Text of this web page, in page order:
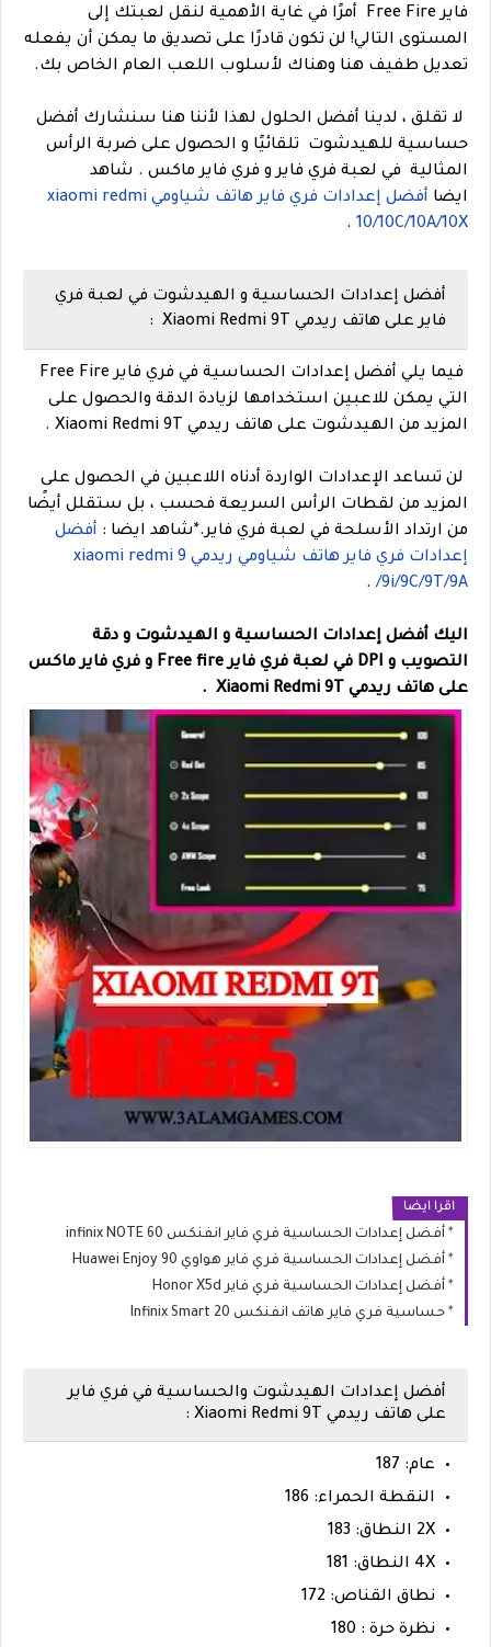
فاير Free Fire أمرًا في غاية الأهمية لنقل لعبتك إلى
المستوى التالي! لن تكون قادرًا على تصديق ما يمكن أن يفعله
تعديل طفيف هنا وهناك لأسلوب اللعب العام الخاص بك.
لا تقلق ، لدينا أفضل الحلول لهذا لأننا هنا سنشارك أفضل
حساسية للهيدشوت تلقائيًا و الحصول على ضربة الرأس
المثالية في لعبة فري فاير و فري فاير ماكس . شاهد
ايضا
أفضل إعدادات فري فاير هاتف شياومي xiaomi redmi
10/10C/10A/10X
.
أفضل إعدادات الحساسية و الهيدشوت في لعبة فري
فاير على هاتف ريدمي Xiaomi Redmi 9T :
فيما يلي أفضل إعدادات الحساسية في فري فاير Free Fire
التي يمكن للاعبين استخدامها لزيادة الدقة والحصول على
المزيد من الهيدشوت على هاتف ريدمي Xiaomi Redmi 9T .
لن تساعد الإعدادات الواردة أدناه اللاعبين في الحصول على
المزيد من لقطات الرأس السريعة فحسب ، بل ستقلل أيضًا
من ارتداد الأسلحة في لعبة فري فاير.*شاهد ايضا : أفضل
إعدادات فري فاير هاتف شياومي ريدمي xiaomi redmi 9
/9i/9C/9T/9A
.
اليك أفضل إعدادات الحساسية و الهيدشوت و دقة
التصويب و DPI في لعبة فري فاير Free fire و فري فاير ماكس
على هاتف ريدمي Xiaomi Redmi 9T .
اقرا ايضا
أفضل إعدادات الحساسية فري فاير انفنكس infinix NOTE 60
أفضل إعدادات الحساسية فري فاير هواوي Huawei Enjoy 90
أفضل إعدادات الحساسية فري فاير Honor X5d
حساسية فري فاير هاتف انفنكس Infinix Smart 20
أفضل إعدادات الهيدشوت والحساسية في فري فاير
على هاتف ريدمي Xiaomi Redmi 9T :
عام: 187
النقطة الحمراء: 186
2X النطاق: 183
4X النطاق: 181
نطاق القناص: 172
نظرة حرة : 180